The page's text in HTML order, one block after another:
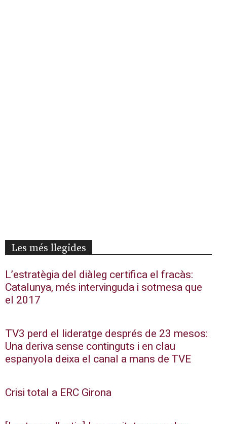
Les més llegides
L’estratègia del diàleg certifica el fracàs:
Catalunya, més intervinguda i sotmesa que
el 2017
TV3 perd el lideratge després de 23 mesos:
Una deriva sense continguts i en clau
espanyola deixa el canal a mans de TVE
Crisi total a ERC Girona